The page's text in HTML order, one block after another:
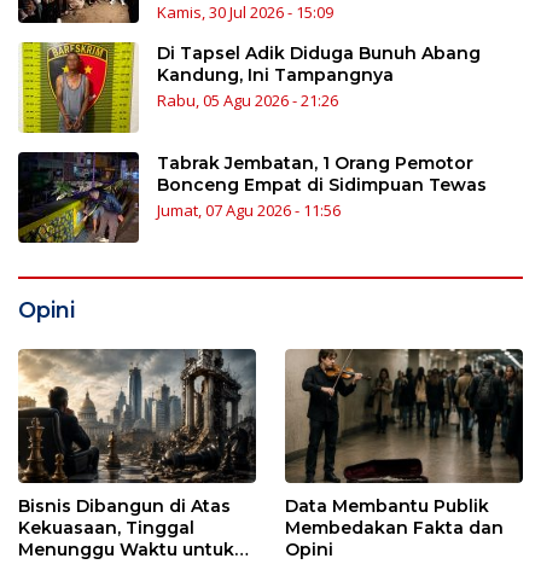
Kamis, 30 Jul 2026 - 15:09
Di Tapsel Adik Diduga Bunuh Abang
Kandung, Ini Tampangnya
Rabu, 05 Agu 2026 - 21:26
Tabrak Jembatan, 1 Orang Pemotor
Bonceng Empat di Sidimpuan Tewas
Jumat, 07 Agu 2026 - 11:56
Opini
Bisnis Dibangun di Atas
Kekuasaan, Tinggal
Menunggu Waktu untuk
Data Membantu Publik
Membedakan Fakta dan
Opini